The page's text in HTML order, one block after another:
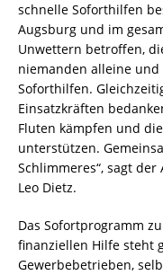
schnelle Soforthilfen
Augsburg und im
Unwettern betroffen,
niemanden alleine
Soforthilfen.
Einsatzkräften
Fluten kämpfen und
unterstützen.
Schlimmeres“, sagt
Leo Dietz.
Das Sofortprogramm
finanziellen Hilfe steht
Gewerbebetrieben,